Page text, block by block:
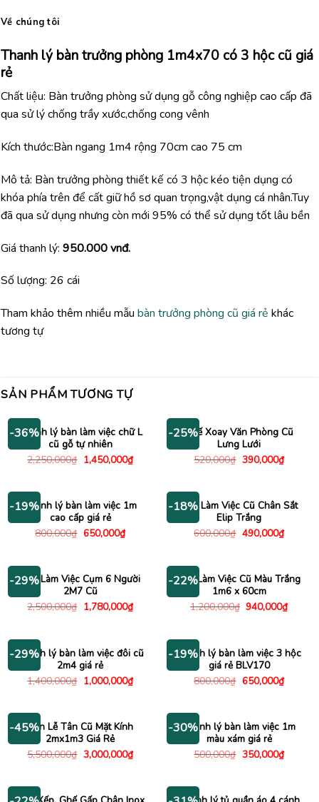
Về chúng tôi
Thanh lý bàn trưởng phòng 1m4x70 có 3 hộc cũ giá
rẻ
Chất liệu: Bàn trưởng phòng sử dụng gỗ công nghiệp cao cấp đã
qua sử lý chống trầy xước,chống cong vênh
Kích thước:Bàn ngang 1m4 rộng 70cm cao 75 cm
Mô tả: Bàn trưởng phòng thiết kế có 3 hộc kéo tiện dụng có
khóa phía trên để cất giữ hồ sơ quan trọng,vật dụng cá nhân.Tuy
đã qua sử dụng nhưng còn mới 95% có thể sử dụng tốt lâu bền
Giá thanh lý: 950.000 vnđ.
Số lượng: 26 cái
Tham khảo thêm nhiều mẫu bàn trưởng phòng cũ giá rẻ khác
tương tự
SẢN PHẨM TƯƠNG TỰ
-36%
Thanh lý bàn làm việc chữ L
cũ gỗ tự nhiên
2,250,000₫ Giá
gốc
1,450,000₫Giá
hiện
1,450,000₫.
-25%Ghế Xoay Văn Phòng Cũ
Lưng Lưới
520,000₫ Giá
390,000₫Giá
hiện
-19%Thanh lý bàn làm việc 1m
cao cấp giá rẻ
800,000₫ Giá
650,000₫Giá
hiện
650,000₫.
-18%
Bàn Làm Việc Cũ Chân Sắt
Elip Trắng
600,000₫ Giá
490,000₫Giá
hiện
-29%
Bàn Làm Việc Cụm 6 Người
2M7 Cũ
2,500,000₫ Giá
gốc
1,780,000₫Giá
hiện
1,780,000₫.
-22%
Bàn Làm Việc Cũ Màu Trắng
1m6 x 60cm
1,200,000₫ Giá
940,000₫Giá
hiện
-29%
Thanh lý bàn làm việc đôi cũ
2m4 giá rẻ
1,400,000₫ Giá
gốc
1,000,000₫Giá
hiện
1,000,000₫.
-19%
Thanh lý bàn làm việc 3 hộc
giá rẻ BLV170
800,000₫ Giá
650,000₫Giá
hiện
-45%Bàn Lễ Tân Cũ Mặt Kính
2mx1m3 Giá Rẻ
5,500,000₫ Giá
gốc
3,000,000₫Giá
hiện
3,000,000₫.
-30%Thanh lý bàn làm việc 1m
màu xám giá rẻ
500,000₫ Giá
350,000₫Giá
hiện